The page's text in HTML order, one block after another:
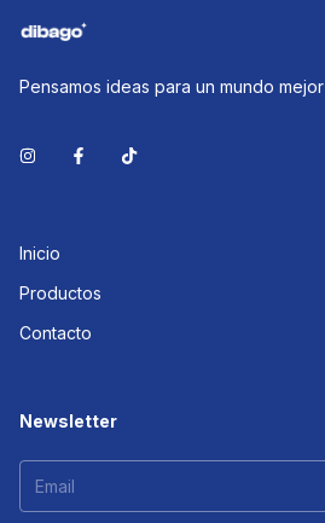
Pensamos ideas para un mundo mejor
Inicio
Productos
Contacto
Newsletter